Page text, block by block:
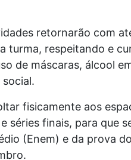
retornarão com
turma, respeitando e
de máscaras, álcool
fisicamente aos
séries finais, para que
(Enem) e da prova